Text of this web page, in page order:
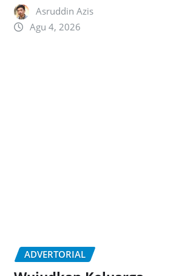
Asruddin Azis
Agu 4, 2026
ADVERTORIAL